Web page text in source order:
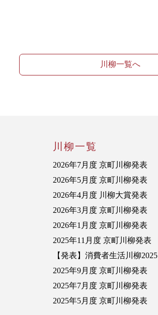
川柳一覧へ
川柳一覧
2026年7月度 京町川柳発表
2026年5月度 京町川柳発表
2026年4月度 川柳大賞発表
2026年3月度 京町川柳発表
2026年1月度 京町川柳発表
2025年11月度 京町川柳発表
【発表】消費者生活川柳2025
2025年9月度 京町川柳発表
2025年7月度 京町川柳発表
2025年5月度 京町川柳発表